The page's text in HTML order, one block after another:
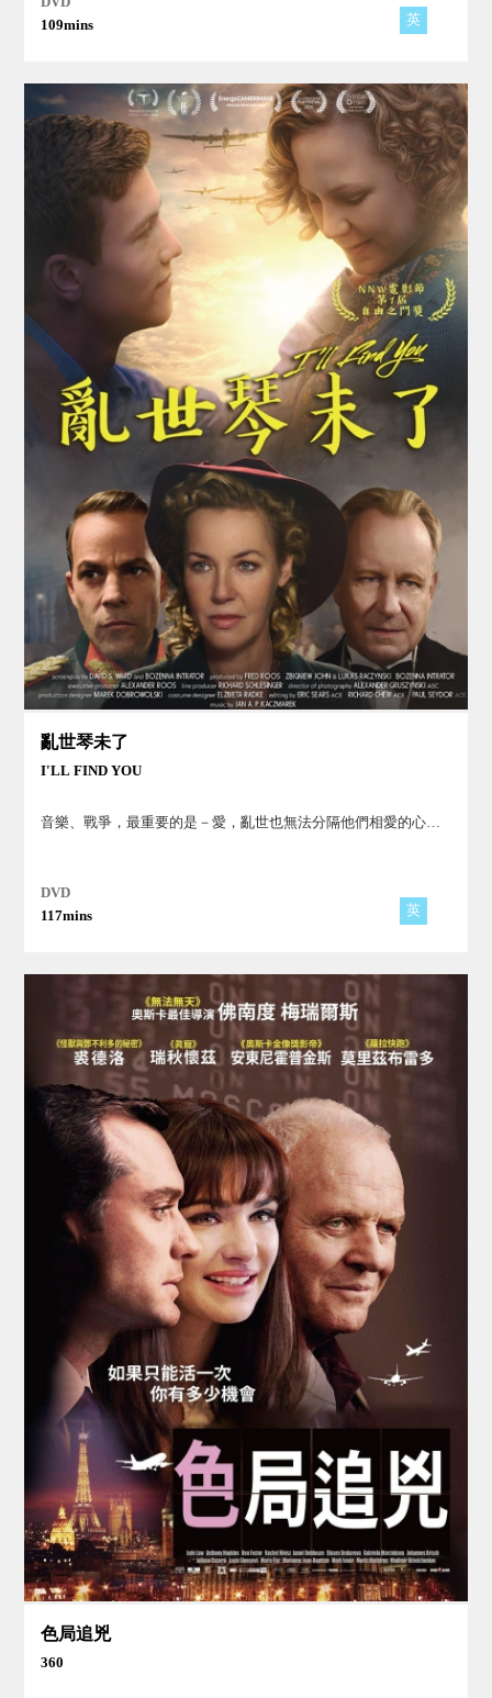
109mins
英
亂世琴未了
I'LL FIND YOU
音樂、戰爭，最重要的是－愛，亂世也無法分隔他們相愛的心…
DVD
117mins
英
色局追兇
360